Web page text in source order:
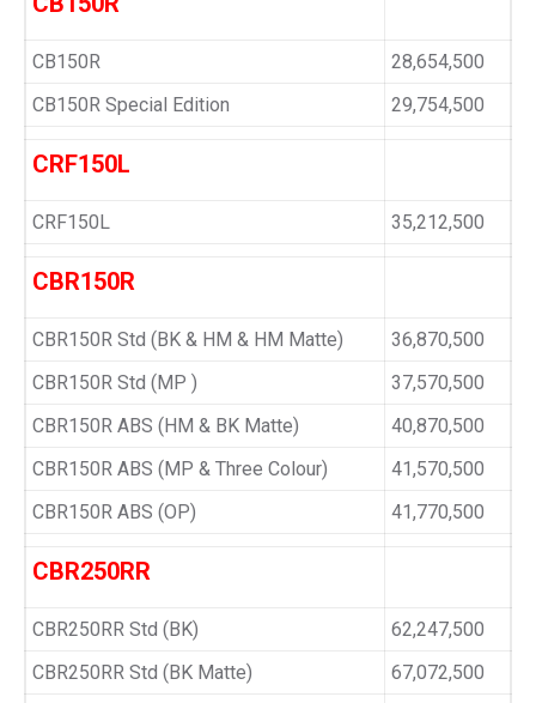
CB150R
28,654,500
CB150R Special Edition
29,754,500
CRF150L
CRF150L 35,212,500
CBR150R
CBR150R Std (BK & HM & HM Matte)
36,870,500
CBR150R Std (MP )
37,570,500
CBR150R ABS (HM & BK Matte)
40,870,500
CBR150R ABS (MP & Three Colour)
41,570,500
CBR150R ABS (OP)
41,770,500
CBR250RR
CBR250RR Std (BK)
62,247,500
CBR250RR Std (BK Matte)
67,072,500